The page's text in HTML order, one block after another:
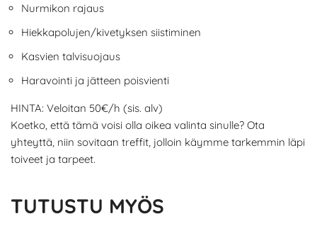
Nurmikon rajaus
Hiekkapolujen/kivetyksen siistiminen
Kasvien talvisuojaus
Haravointi ja jätteen poisvienti
HINTA: Veloitan 50€/h (sis. alv)
Koetko, että tämä voisi olla oikea valinta sinulle? Ota
yhteyttä, niin sovitaan treffit, jolloin käymme tarkemmin läpi
toiveet ja tarpeet.
TUTUSTU MYÖS